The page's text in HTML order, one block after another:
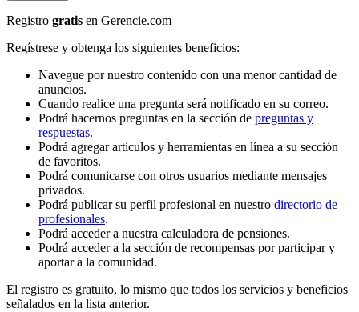
Registro gratis en Gerencie.com
Regístrese y obtenga los siguientes beneficios:
Navegue por nuestro contenido con una menor cantidad de
anuncios.
Cuando realice una pregunta será notificado en su correo.
Podrá hacernos preguntas en la sección de preguntas y
respuestas.
Podrá agregar artículos y herramientas en línea a su sección
de favoritos.
Podrá comunicarse con otros usuarios mediante mensajes
privados.
Podrá publicar su perfil profesional en nuestro directorio de
profesionales.
Podrá acceder a nuestra calculadora de pensiones.
Podrá acceder a la sección de recompensas por participar y
aportar a la comunidad.
El registro es gratuito, lo mismo que todos los servicios y beneficios
señalados en la lista anterior.